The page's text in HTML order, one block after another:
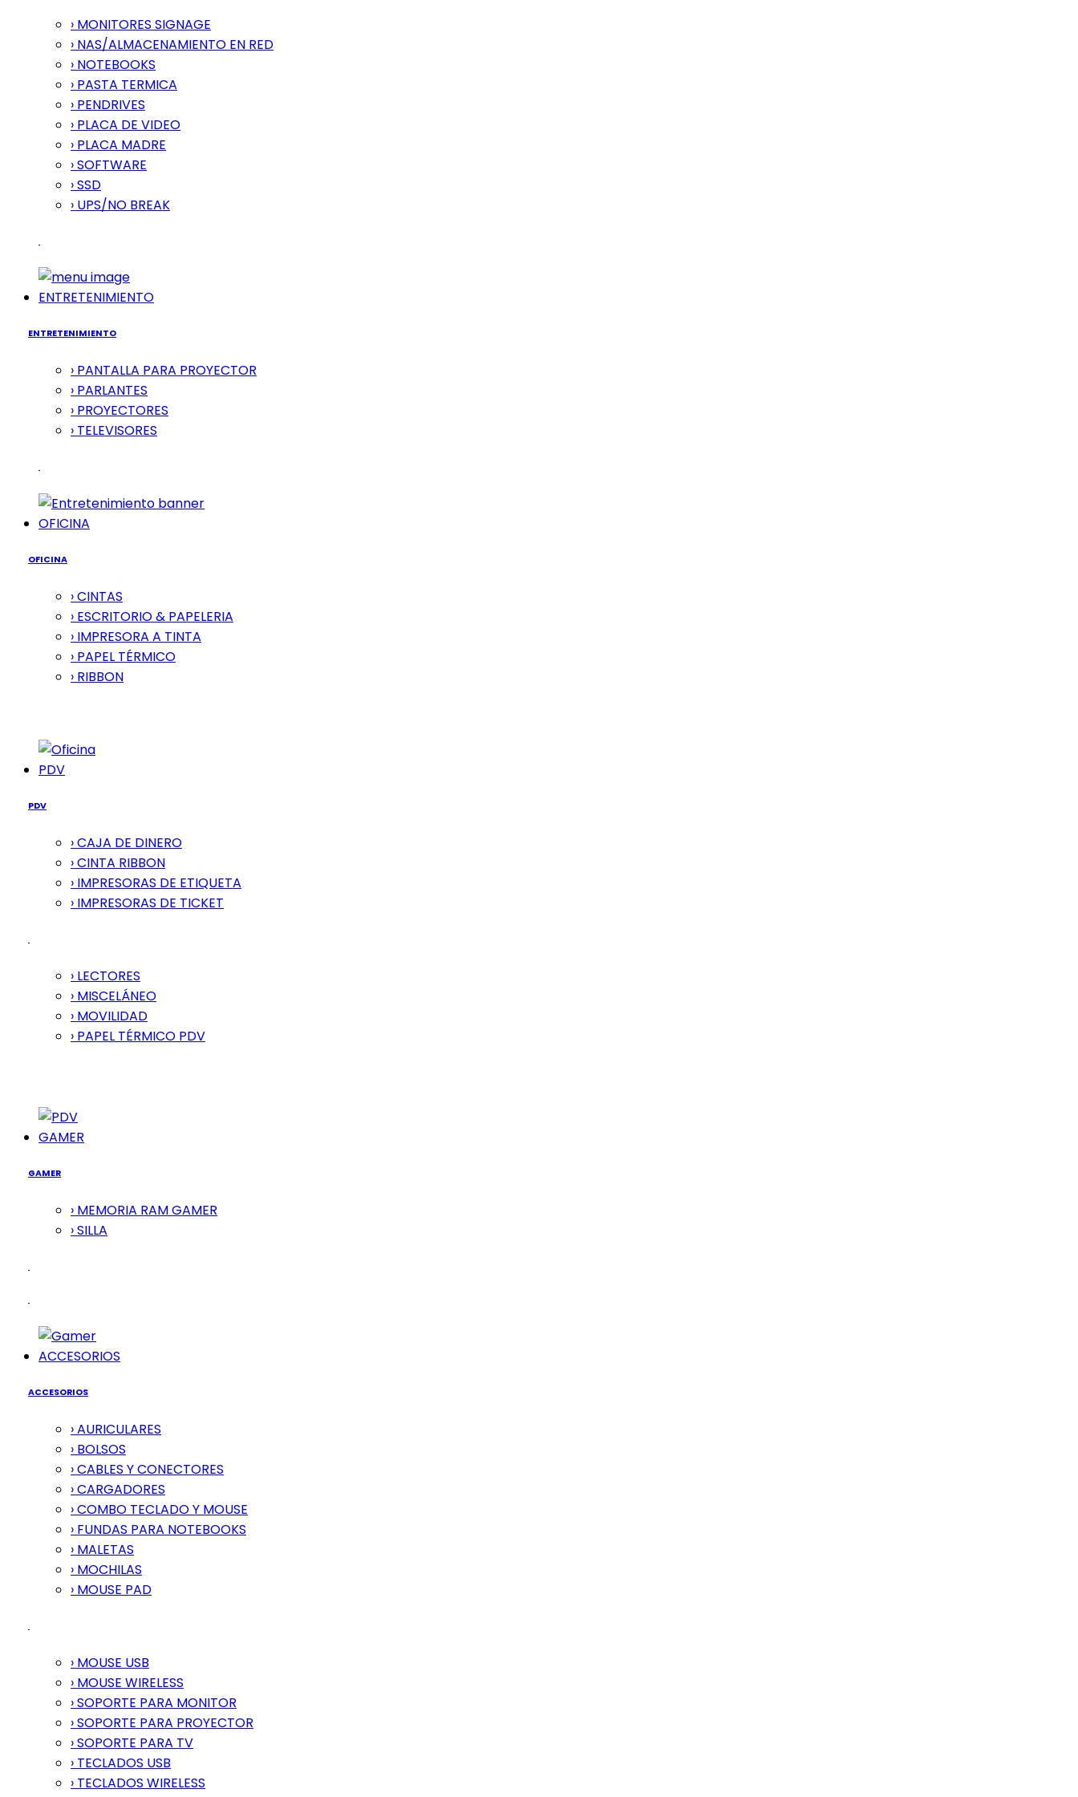
› MONITORES SIGNAGE
› NAS/ALMACENAMIENTO EN RED
› NOTEBOOKS
› PASTA TERMICA
› PENDRIVES
› PLACA DE VIDEO
› PLACA MADRE
› SOFTWARE
› SSD
› UPS/NO BREAK
ENTRETENIMIENTO
ENTRETENIMIENTO
› PANTALLA PARA PROYECTOR
› PARLANTES
› PROYECTORES
› TELEVISORES
OFICINA
OFICINA
› CINTAS
› ESCRITORIO & PAPELERIA
› IMPRESORA A TINTA
› PAPEL TÉRMICO
› RIBBON
PDV
PDV
› CAJA DE DINERO
› CINTA RIBBON
› IMPRESORAS DE ETIQUETA
› IMPRESORAS DE TICKET
› LECTORES
› MISCELÁNEO
› MOVILIDAD
› PAPEL TÉRMICO PDV
GAMER
GAMER
› MEMORIA RAM GAMER
› SILLA
ACCESORIOS
ACCESORIOS
› AURICULARES
› BOLSOS
› CABLES Y CONECTORES
› CARGADORES
› COMBO TECLADO Y MOUSE
› FUNDAS PARA NOTEBOOKS
› MALETAS
› MOCHILAS
› MOUSE PAD
› MOUSE USB
› MOUSE WIRELESS
› SOPORTE PARA MONITOR
› SOPORTE PARA PROYECTOR
› SOPORTE PARA TV
› TECLADOS USB
› TECLADOS WIRELESS